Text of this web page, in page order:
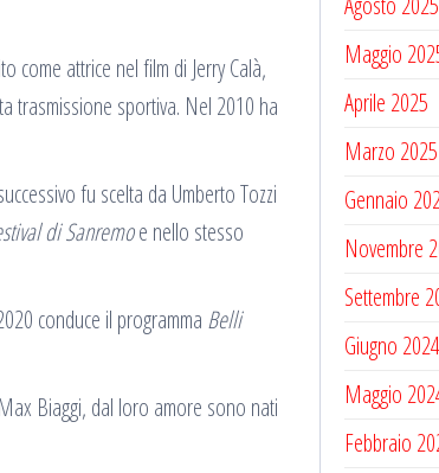
come attrice nel film di Jerry Calà,
trasmissione sportiva. Nel 2010 ha
fu scelta da Umberto Tozzi
di Sanremoe nello stesso
conduce il programma Belli
Biaggi, dal loro amore sono nati
Maggio
Aprile 2025
Marzo 2025
Gennaio
Novembre
Settembre
Giugno 2024
Maggio
Febbraio